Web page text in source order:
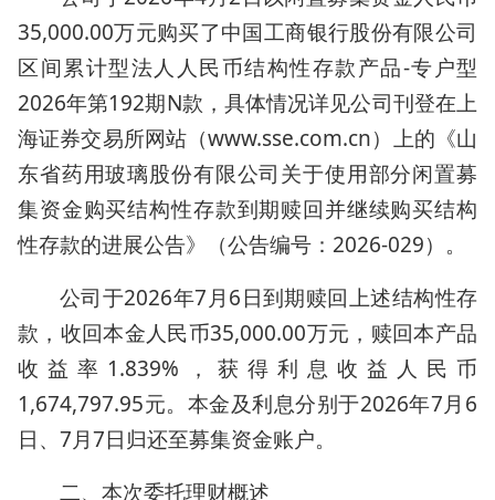
35,000.00万元购买了中国工商银行股份有限公司
区间累计型法人人民币结构性存款产品-专户型
2026年第192期N款，具体情况详见公司刊登在上
海证券交易所网站（www.sse.com.cn）上的《山
东省药用玻璃股份有限公司关于使用部分闲置募
集资金购买结构性存款到期赎回并继续购买结构
性存款的进展公告》（公告编号：2026-029）。
公司于2026年7月6日到期赎回上述结构性存
款，收回本金人民币35,000.00万元，赎回本产品
收益率1.839%，获得利息收益人民币
1,674,797.95元。本金及利息分别于2026年7月6
日、7月7日归还至募集资金账户。
二、本次委托理财概述